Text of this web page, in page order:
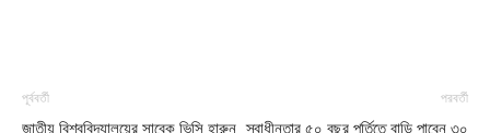
পূর্ববর্তী
জাতীয় বিশ্ববিদ্যালয়ের সাবেক ভিসি হারুন
পরবর্তী
স্বাধীনতার ৫০ বছর পূর্তিতে বাড়ি পাবেন ৩০